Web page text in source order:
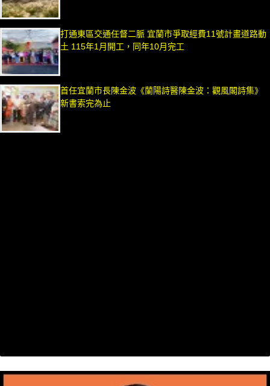
打通東區交通任督二脈 宜蘭市爭取經費11號計畫道路動
土 115年1月開工，同年10月完工
首任宜蘭市長陳金波《蘭陽詩醫陳金波：觀風閣詩集》
新書索完為止